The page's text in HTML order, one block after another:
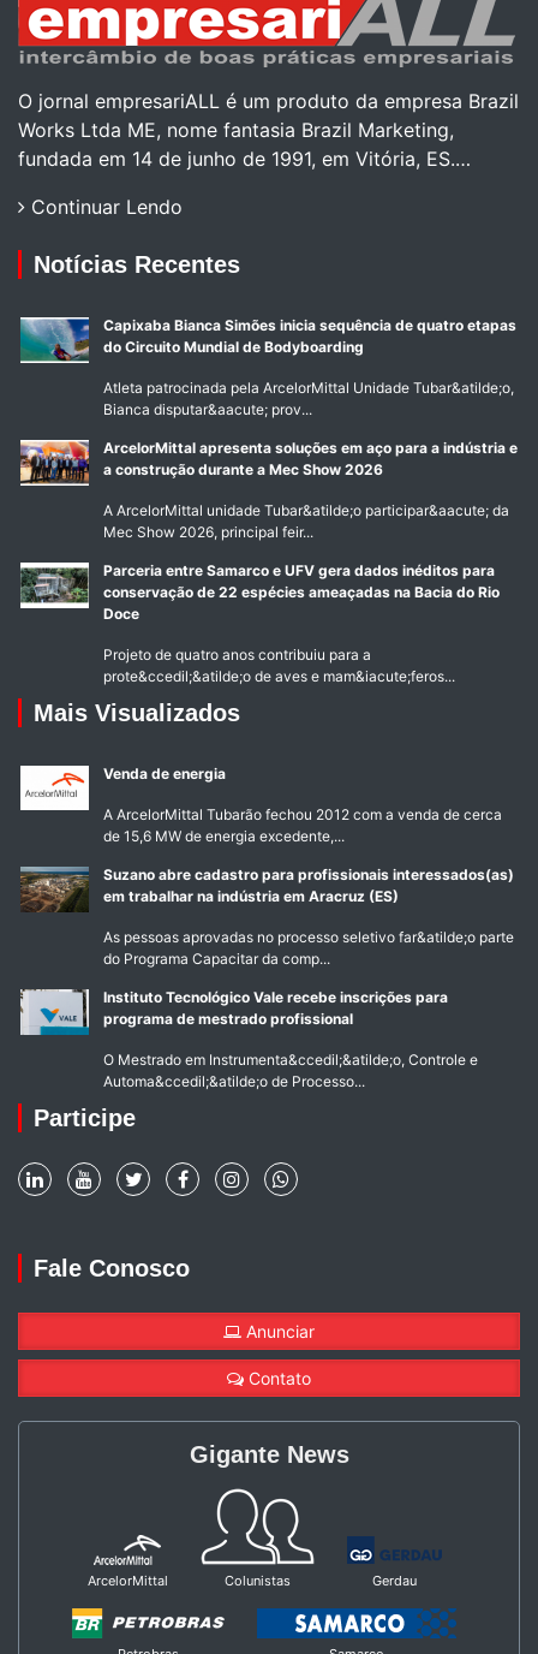
O jornal empresariALL é um produto da empresa Brazil
Works Ltda ME, nome fantasia Brazil Marketing,
fundada em 14 de junho de 1991, em Vitória, ES.…
Continuar Lendo
Notícias Recentes
Capixaba Bianca Simões inicia sequência de quatro etapas
do Circuito Mundial de Bodyboarding
Atleta patrocinada pela ArcelorMittal Unidade Tubar&atilde;o,
Bianca disputar&aacute; prov...
ArcelorMittal apresenta soluções em aço para a indústria e
a construção durante a Mec Show 2026
A ArcelorMittal unidade Tubar&atilde;o participar&aacute; da
Mec Show 2026, principal feir...
Parceria entre Samarco e UFV gera dados inéditos para
conservação de 22 espécies ameaçadas na Bacia do Rio
Doce
Projeto de quatro anos contribuiu para a
prote&ccedil;&atilde;o de aves e mam&iacute;feros...
Mais Visualizados
Venda de energia
A ArcelorMittal Tubarão fechou 2012 com a venda de cerca
de 15,6 MW de energia excedente,...
Suzano abre cadastro para profissionais interessados(as)
em trabalhar na indústria em Aracruz (ES)
As pessoas aprovadas no processo seletivo far&atilde;o parte
do Programa Capacitar da comp...
Instituto Tecnológico Vale recebe inscrições para
programa de mestrado profissional
O Mestrado em Instrumenta&ccedil;&atilde;o, Controle e
Automa&ccedil;&atilde;o de Processo...
Participe
Fale Conosco
Anunciar
Contato
Gigante News
ArcelorMittal Colunistas Gerdau